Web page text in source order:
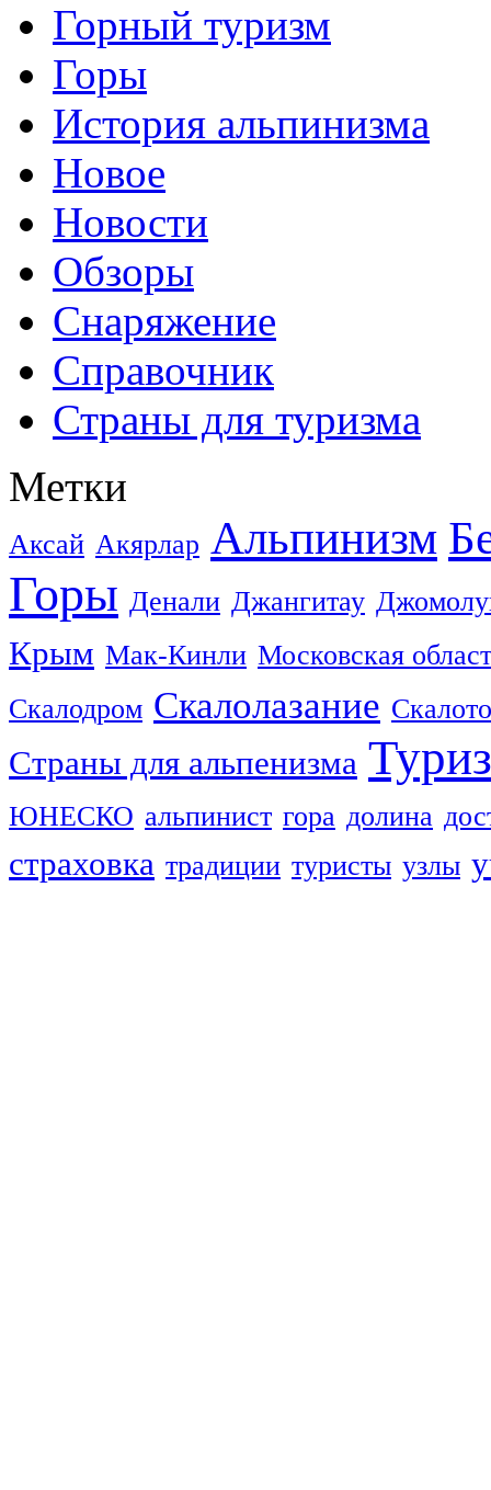
Горный туризм
Горы
История альпинизма
Новое
Новости
Обзоры
Снаряжение
Справочник
Страны для туризма
Метки
Аксай Акярлар Альпинизм
Горы Денали Джангитау
Крым Мак-Кинли Московская
Скалодром Скалолазание
Страны для альпенизма
ЮНЕСКО альпинист гора долина
страховка традиции туристы узлы